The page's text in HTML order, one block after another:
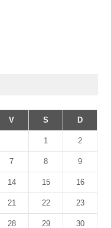
V S D
1 2
7 8 9
14 15 16
21 22 23
28 29 30